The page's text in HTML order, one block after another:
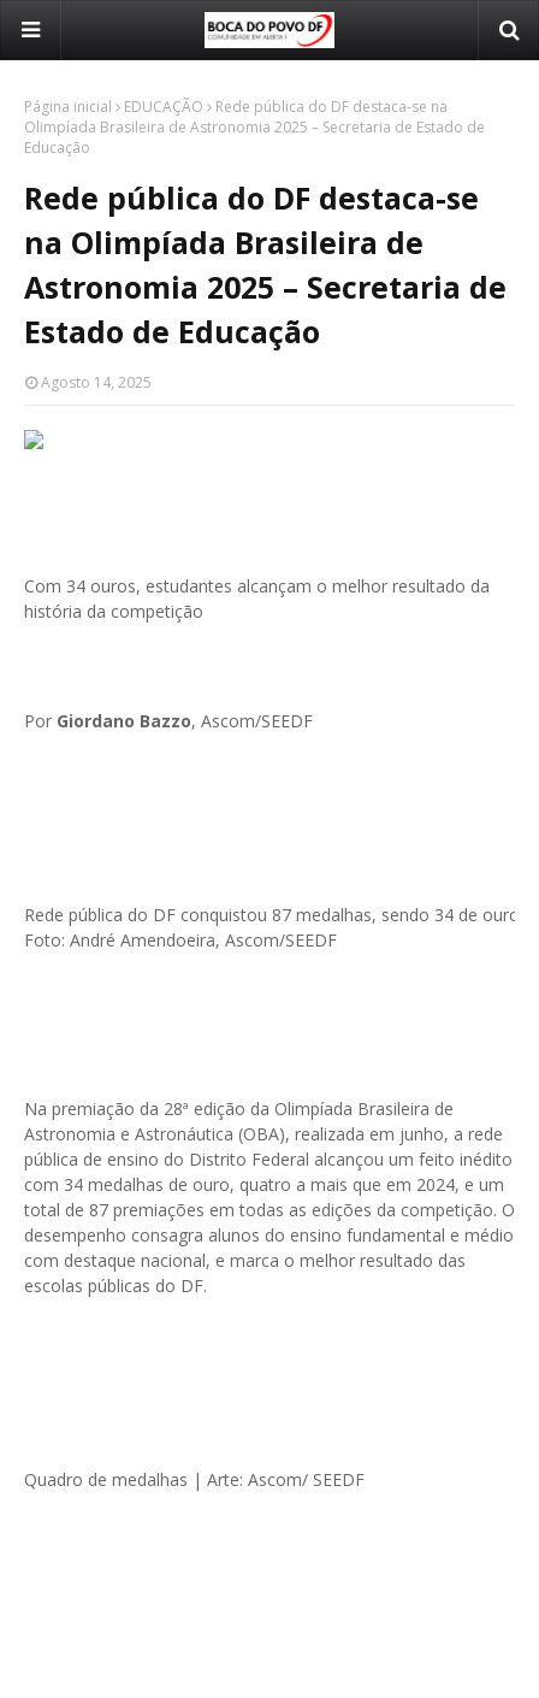
Página inicial EDUCAÇÃO
Rede pública do DF destaca-se na
Olimpíada Brasileira de Astronomia 2025 – Secretaria de Estado de
Educação
Rede pública do DF destaca-se
na Olimpíada Brasileira de
Astronomia 2025 – Secretaria de
Estado de Educação
Agosto 14, 2025
Com 34 ouros, estudantes alcançam o melhor resultado da
história da competição
Por Giordano Bazzo, Ascom/SEEDF
Rede pública do DF conquistou 87 medalhas, sendo 34 de ouro,
Foto: André Amendoeira, Ascom/SEEDF
Na premiação da 28ª edição da Olimpíada Brasileira de
Astronomia e Astronáutica (OBA), realizada em junho, a rede
pública de ensino do Distrito Federal alcançou um feito inédito
com 34 medalhas de ouro, quatro a mais que em 2024, e um
total de 87 premiações em todas as edições da competição. O
desempenho consagra alunos do ensino fundamental e médio
com destaque nacional, e marca o melhor resultado das
escolas públicas do DF.
Quadro de medalhas | Arte: Ascom/ SEEDF